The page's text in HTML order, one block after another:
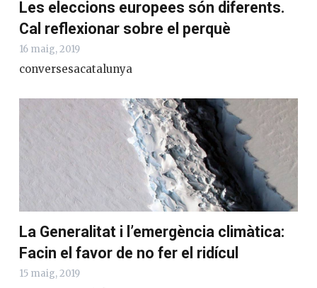
Les eleccions europees són diferents.
Cal reflexionar sobre el perquè
16 maig, 2019
conversesacatalunya
La Generalitat i l’emergència climàtica:
Facin el favor de no fer el ridícul
15 maig, 2019